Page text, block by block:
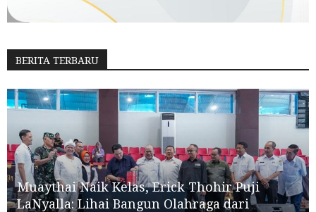
BERITA TERBARU
Muaythai Naik Kelas, Erick Thohir Puji
LaNyalla: Lihai Bangun Olahraga dari